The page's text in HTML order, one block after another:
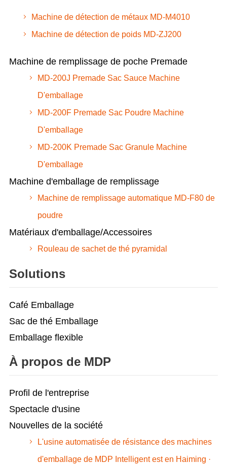
Machine de détection de métaux MD-M4010
Machine de détection de poids MD-ZJ200
Machine de remplissage de poche Premade
MD-200J Premade Sac Sauce Machine
D'emballage
MD-200F Premade Sac Poudre Machine
D'emballage
MD-200K Premade Sac Granule Machine
D'emballage
Machine d'emballage de remplissage
Machine de remplissage automatique MD-F80 de
poudre
Matériaux d'emballage/Accessoires
Rouleau de sachet de thé pyramidal
Solutions
Café Emballage
Sac de thé Emballage
Emballage flexible
À propos de MDP
Profil de l'entreprise
Spectacle d'usine
Nouvelles de la société
L'usine automatisée de résistance des machines
d'emballage de MDP Intelligent est en Haiming ·